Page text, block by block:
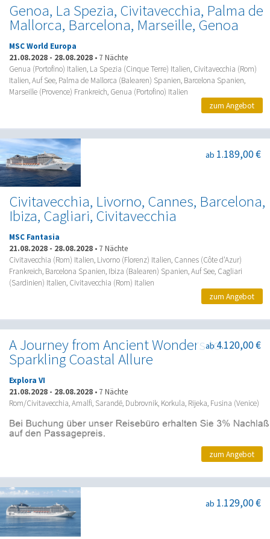
Genoa, La Spezia, Civitavecchia, Palma de
Mallorca, Barcelona, Marseille, Genoa
MSC World Europa
21.08.2028 - 28.08.2028 • 7 Nächte
Genua (Portofino) Italien, La Spezia (Cinque Terre) Italien, Civitavecchia (Rom)
Italien, Auf See, Palma de Mallorca (Balearen) Spanien, Barcelona Spanien,
Marseille (Provence) Frankreich, Genua (Portofino) Italien
zum Angebot
Civitavecchia, Livorno, Cannes, Barcelona,
Ibiza, Cagliari, Civitavecchia
ab 1.189,00 €
MSC Fantasia
21.08.2028 - 28.08.2028 • 7 Nächte
Civitavecchia (Rom) Italien, Livorno (Florenz) Italien, Cannes (Côte d'Azur)
Frankreich, Barcelona Spanien, Ibiza (Balearen) Spanien, Auf See, Cagliari
(Sardinien) Italien, Civitavecchia (Rom) Italien
zum Angebot
A Journey from Ancient Wonders to
Sparkling Coastal Allure
ab4.120,00 €
Explora VI
21.08.2028 - 28.08.2028 • 7 Nächte
Rom/Civitavecchia, Amalfi, Sarandë, Dubrovnik, Korkula, Rijeka, Fusina (Venice)
zum Angebot
ab 1.129,00 €